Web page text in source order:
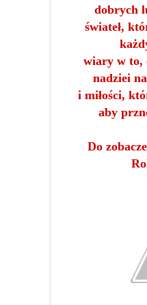
dobrych
świateł,
wiary w to,
nadziei
i miłości,
aby
Do